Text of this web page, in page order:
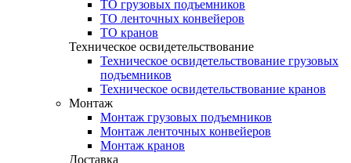
ТО грузовых подъемников
ТО ленточных конвейеров
ТО кранов
Техническое освидетельствование
Техническое освидетельствование грузовых
подъемников
Техническое освидетельствование кранов
Монтаж
Монтаж грузовых подъемников
Монтаж ленточных конвейеров
Монтаж кранов
Доставка